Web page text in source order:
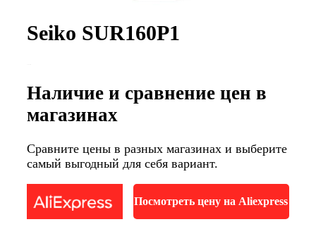
Seiko SUR160P1
Наличие и сравнение цен в
магазинах
Сравните цены в разных магазинах и выберите
самый выгодный для себя вариант.
Посмотреть цену на Aliexpress